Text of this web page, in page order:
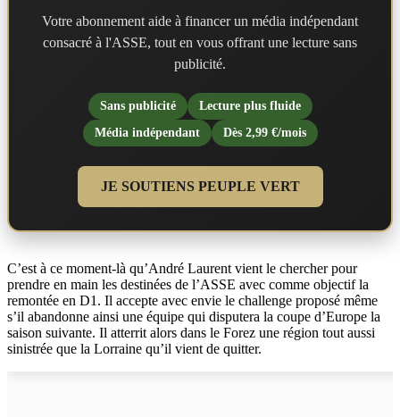
Votre abonnement aide à financer un média indépendant
consacré à l'ASSE, tout en vous offrant une lecture sans
publicité.
Sans publicité
Lecture plus fluide
Média indépendant
Dès 2,99 €/mois
JE SOUTIENS PEUPLE VERT
C’est à ce moment-là qu’André Laurent vient le chercher pour
prendre en main les destinées de l’ASSE avec comme objectif la
remontée en D1. Il accepte avec envie le challenge proposé même
s’il abandonne ainsi une équipe qui disputera la coupe d’Europe la
saison suivante. Il atterrit alors dans le Forez une région tout aussi
sinistrée que la Lorraine qu’il vient de quitter.